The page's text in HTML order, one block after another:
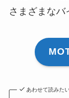
さまざまなバ
あわせて読みた